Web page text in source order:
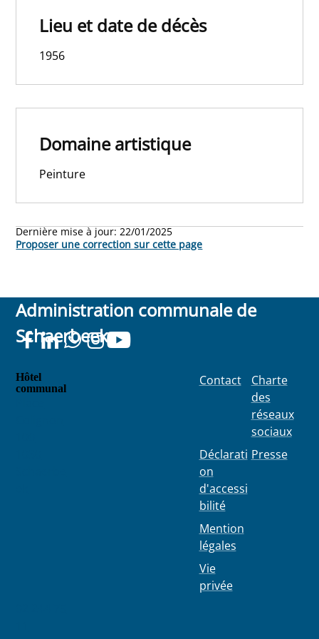
Lieu et date de décès
1956
Domaine artistique
Peinture
Dernière mise à jour:22/01/2025
Proposer une correction sur cette page
Administration communale de
Schaerbeek
Hôtel
communal
Contact
Déclarati
on
d'accessi
bilité
Mention
légales
Vie
privée
Charte
des
réseaux
sociaux
Presse